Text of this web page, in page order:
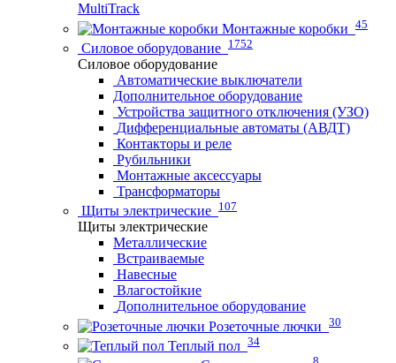
MultiTrack
Монтажные коробки 45
Силовое оборудование 1752
Силовое оборудование
Автоматические выключатели
Дополнительное оборудование
Устройства защитного отключения (УЗО)
Дифференциальные автоматы (АВДТ)
Контакторы и реле
Рубильники
Монтажные аксессуары
Трансформаторы
Щиты электрические 107
Щиты электрические
Металлические
Встраиваемые
Навесные
Влагостойкие
Дополнительное оборудование
Розеточные лючки 30
Теплый пол 34